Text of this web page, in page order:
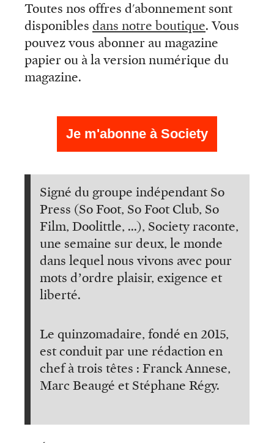
Toutes nos offres d'abonnement sont
disponibles dans notre boutique. Vous
pouvez vous abonner au magazine
papier ou à la version numérique du
magazine.
Je m'abonne à Society
Signé du groupe indépendant So
Press (So Foot, So Foot Club, So
Film, Doolittle, ...), Society raconte,
une semaine sur deux, le monde
dans lequel nous vivons avec pour
mots d’ordre plaisir, exigence et
liberté.
Le quinzomadaire, fondé en 2015,
est conduit par une rédaction en
chef à trois têtes : Franck Annese,
Marc Beaugé et Stéphane Régy.